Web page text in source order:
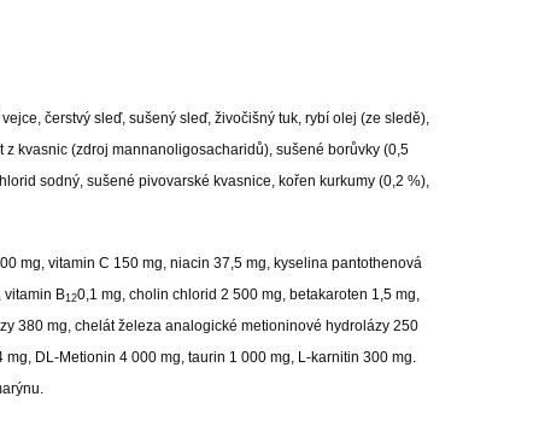
čerstvý sleď, sušený sleď, živočišný tuk, rybí olej (ze sledě),
kvasnic (zdroj mannanoligosacharidů), sušené borůvky (0,5
sodný, sušené pivovarské kvasnice, kořen kurkumy (0,2 %),
mg, vitamin C 150 mg, niacin 37,5 mg, kyselina pantothenová
vitamin B120,1 mg, cholin chlorid 2 500 mg, betakaroten 1,5 mg,
380 mg, chelát železa analogické metioninové hydrolázy 250
DL-Metionin 4 000 mg, taurin 1 000 mg, L-karnitin 300 mg.